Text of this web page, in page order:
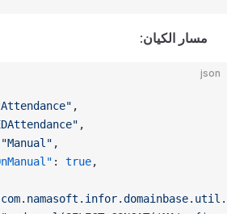
مسار الكيان:
json
,
,
"Manual" ,
: true,